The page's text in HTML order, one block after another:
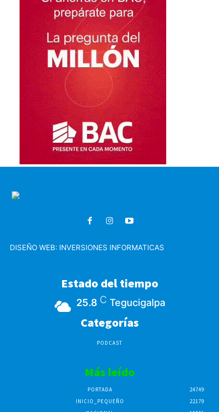
DISEÑO WEB: INVERSIONES INFORMATICAS
Estado del tiempo
25.8 C Tegucigalpa
Categorías
PODCAST
Más leído
PORTADA
24749
INICIO_PEQUEÑO
22179